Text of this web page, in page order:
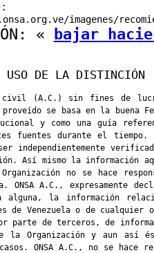
imagenes/
« bajar
USO DE LA DISTINCIÓN
civil (A.C.) sin fines de
se basa en la buena
y como una guía
fuentes durante el
independientemente
Así mismo la información
no se hace
A.C., expresamente
la información
de Venezuela o de cualquier
parte de terceros, de
la Organización y aun así
ONSA A.C., no se hace